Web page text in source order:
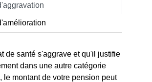
de santé s'aggrave et qu'il justifie
dans une autre catégorie
le montant de votre pension peut